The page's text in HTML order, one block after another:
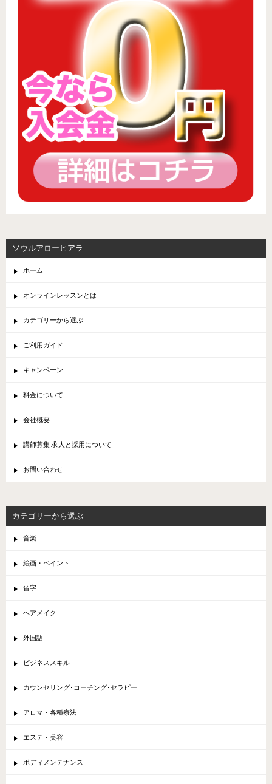
ソウルアローヒアラ
ホーム
オンラインレッスンとは
カテゴリーから選ぶ
ご利用ガイド
キャンペーン
料金について
会社概要
講師募集 求人と採用について
お問い合わせ
カテゴリーから選ぶ
音楽
絵画・ペイント
習字
ヘアメイク
外国語
ビジネススキル
カウンセリング･コーチング･セラピー
アロマ・各種療法
エステ・美容
ボディメンテナンス